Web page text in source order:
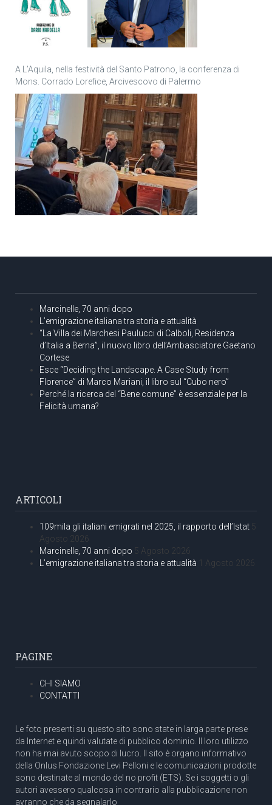
A L’Aquila, nella festività del Santo Patrono, la conferenza di
Mons. Corrado Lorefice, Arcivescovo di Palermo
Marcinelle, 70 anni dopo
L’emigrazione italiana tra storia e attualità
“La Villa dei Marchesi Paulucci di Calboli, Residenza
d’Italia a Berna”, il nuovo libro dell’Ambasciatore Gaetano
Cortese
Esce “Deciding the Landscape. A Case Study from
Florence” di Marco Mariani, il libro sul “Cubo nero”
Perché la ricerca del “Bene comune” è essenziale per la
Felicità umana?
ARTICOLI
109mila gli italiani emigrati nel 2025, il rapporto dell’Istat 5
Agosto 2026
Marcinelle, 70 anni dopo 5 Agosto 2026
L’emigrazione italiana tra storia e attualità 1 Agosto 2026
PAGINE
CHI SIAMO
CONTATTI
Le foto presenti su questo sito sono state in larga parte prese
da Internet e quindi valutate di pubblico dominio. Il loro utilizzo
non ha mai avuto scopo di lucro. Il sito è organo informativo
della Onlus Fondazione Levi Pelloni e le comunicazioni prodotte
sono destinate al mondo del no profit (ETS). Se i soggetti o gli
autori avessero qualcosa in contrario alla pubblicazione non
avranno che da segnalarlo